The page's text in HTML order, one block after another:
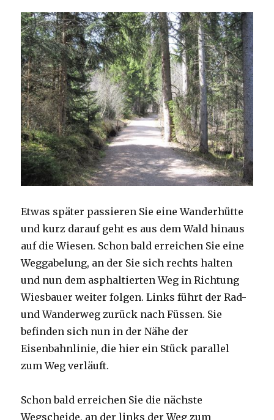
Etwas später passieren Sie eine Wanderhütte
und kurz darauf geht es aus dem Wald hinaus
auf die Wiesen. Schon bald erreichen Sie eine
Weggabelung, an der Sie sich rechts halten
und nun dem asphaltierten Weg in Richtung
Wiesbauer weiter folgen. Links führt der Rad-
und Wanderweg zurück nach Füssen. Sie
befinden sich nun in der Nähe der
Eisenbahnlinie, die hier ein Stück parallel
zum Weg verläuft.
Schon bald erreichen Sie die nächste
Wegscheide, an der links der Weg zum